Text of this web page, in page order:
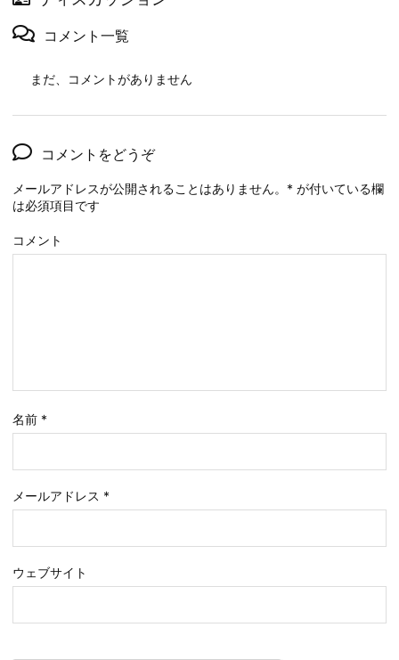
コメント一覧
まだ、コメントがありません
コメントをどうぞ
メールアドレスが公開されることはありません。 * が付いている欄
は必須項目です
コメント
名前 *
メールアドレス *
ウェブサイト